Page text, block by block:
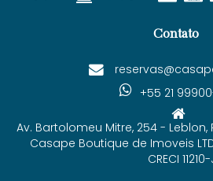
Contato
+55 21
Av. Bartolomeu Mitre, 254 - Leblon,
Casape Boutique de Imoveis
CRECI